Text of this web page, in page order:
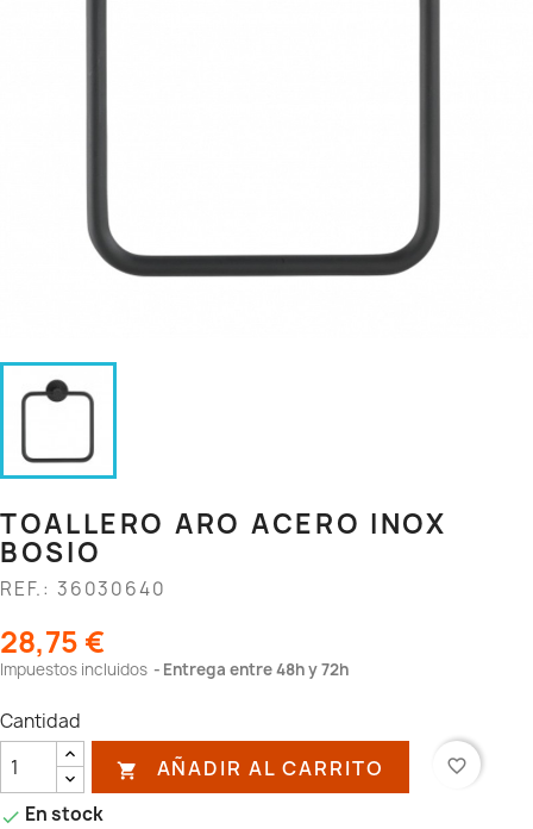
TOALLERO ARO ACERO INOX
BOSIO
REF.: 36030640
28,75 €
Impuestos incluidos Entrega entre 48h y 72h
Cantidad
 AÑADIR AL CARRITO favorite_border
 En stock